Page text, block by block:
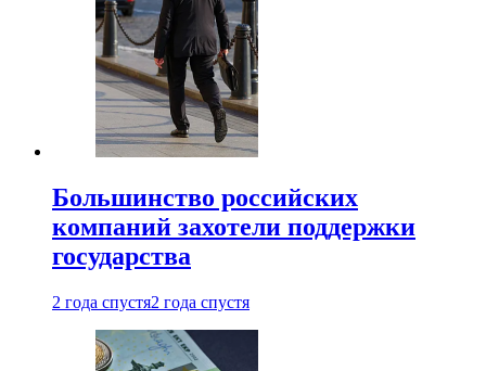
Большинство российских
компаний захотели поддержки
государства
2 года спустя2 года спустя